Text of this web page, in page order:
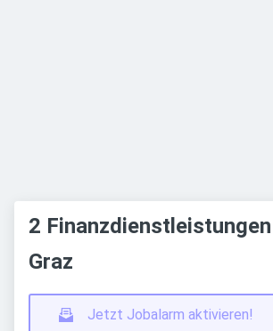
2
Graz
Jetzt Jobalarm aktivieren!